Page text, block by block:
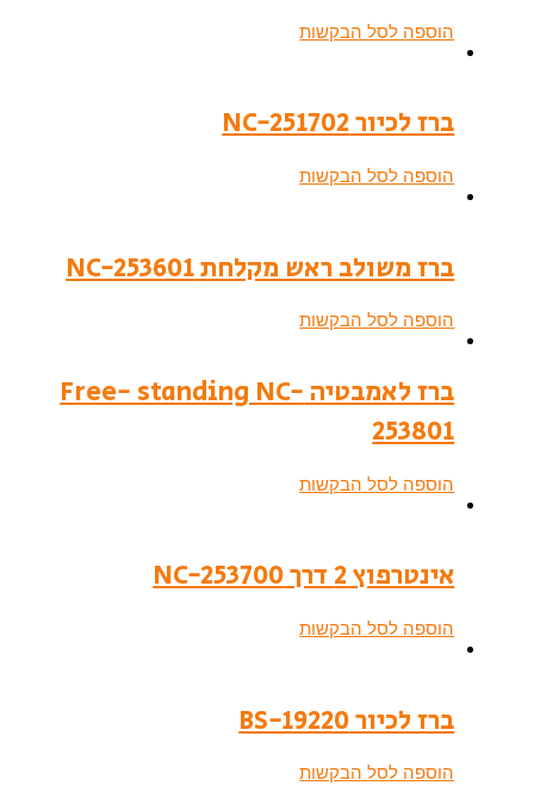
הוספה לסל הבקשות
ברז לכיור NC-251702
הוספה לסל הבקשות
ברז משולב ראש מקלחת NC-253601
הוספה לסל הבקשות
ברז לאמבטיה Free- standing NC-
253801
הוספה לסל הבקשות
אינטרפוץ 2 דרך NC-253700
הוספה לסל הבקשות
ברז לכיור BS-19220
הוספה לסל הבקשות